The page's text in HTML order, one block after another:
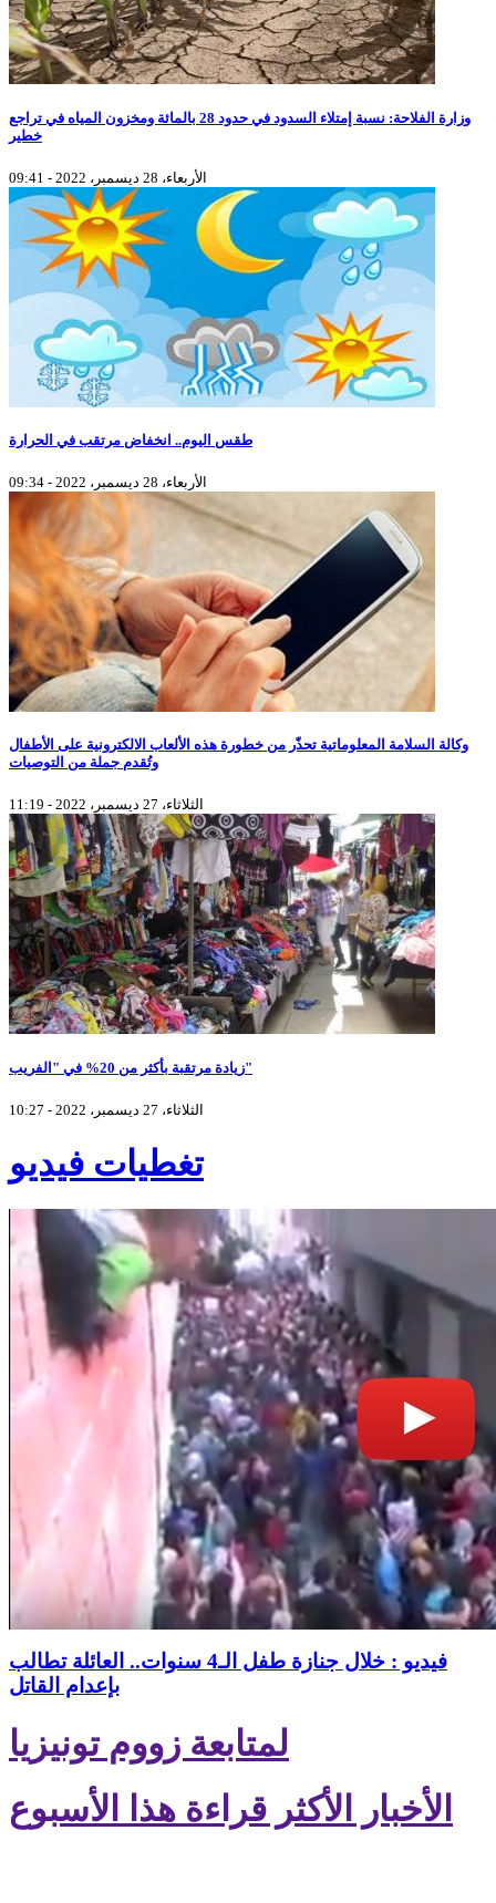
وزارة الفلاحة: نسبة إمتلاء السدود في حدود 28 بالمائة ومخزون المياه في تراجع
خطير
الأربعاء، 28 ديسمبر، 2022 - 09:41
طقس اليوم.. انخفاض مرتقب في الحرارة
الأربعاء، 28 ديسمبر، 2022 - 09:34
وكالة السلامة المعلوماتية تحذّر من خطورة هذه الألعاب الالكترونية على الأطفال
وتُقدم جملة من التوصيات
الثلاثاء، 27 ديسمبر، 2022 - 11:19
زيادة مرتقبة بأكثر من 20% في "الفريب"
الثلاثاء، 27 ديسمبر، 2022 - 10:27
تغطيات فيديو
فيديو : خلال جنازة طفل الـ4 سنوات.. العائلة تطالب
بإعدام القاتل
لمتابعة زووم تونيزيا
الأخبار الأكثر قراءة هذا الأسبوع